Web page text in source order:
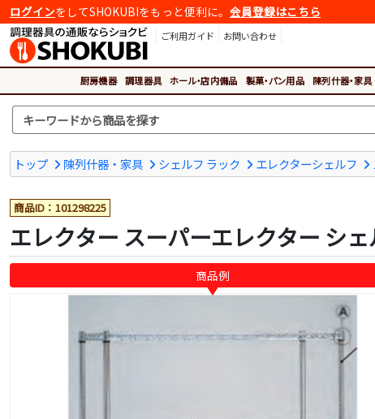
ログインをしてSHOKUBIをもっと便利に。 会員登録はこちら
ご利用ガイド
お問い合わせ
厨房機器 調理器具 ホール・店内備品 製菓・パン用品 陳列什器・家具
トップ 陳列什器・家具 シェルフ ラック エレクターシェルフ
商品ID：101298225
エレクター スーパーエレクター シ
商品例